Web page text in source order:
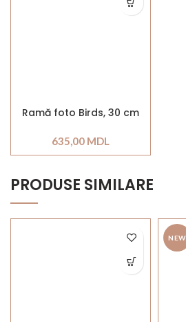
Ramă foto Birds, 30 cm
635,00 MDL
PRODUSE SIMILARE
NEW